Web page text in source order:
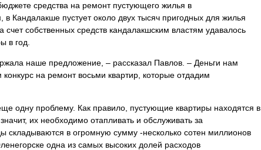
средства на ремонт пустующего жилья в
в Кандалакше пустует около двух тысяч пригодных для жилья
счет собственных средств кандалакшским властям удавалось
в год.
наше предложение, – рассказал Павлов. – Деньги нам
на ремонт восьми квартир, которые отдадим
одну проблему. Как правило, пустующие квартиры находятся в
их необходимо отапливать и обслуживать за
складываются в огромную сумму -несколько сотен миллионов
одна из самых высоких долей расходов